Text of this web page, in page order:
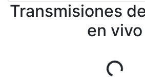
Transmisiones
en vivo
Cargando...